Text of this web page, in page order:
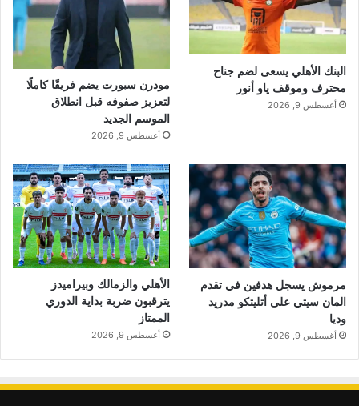
البنك الأهلي يسعى لضم جناح
محترف وموقف ياو أنور
أغسطس 9, 2026
مودرن سبورت يضم فريقًا كاملًا
لتعزيز صفوفه قبل انطلاق
الموسم الجديد
أغسطس 9, 2026
مرموش يسجل هدفين في تقدم
المان سيتي على أتليتكو مدريد
وديا
أغسطس 9, 2026
الأهلي والزمالك وبيراميدز
يترقبون ضربة بداية الدوري
الممتاز
أغسطس 9, 2026